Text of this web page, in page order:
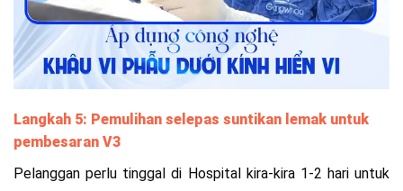
Langkah 5: Pemulihan selepas suntikan lemak untuk
pembesaran V3
Pelanggan perlu tinggal di Hospital kira-kira 1-2 hari untuk